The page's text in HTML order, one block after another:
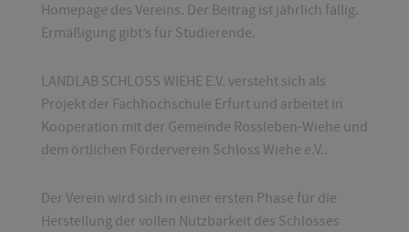
Homepage des Vereins. Der Beitrag ist jährlich fällig.
Ermäßigung gibt’s für Studierende.
LANDLAB SCHLOSS WIEHE E.V. versteht sich als
Projekt der Fachhochschule Erfurt und arbeitet in
Kooperation mit der Gemeinde Rossleben-Wiehe und
dem örtlichen Förderverein Schloss Wiehe e.V..
Der Verein wird sich in einer ersten Phase für die
Herstellung der vollen Nutzbarkeit des Schlosses